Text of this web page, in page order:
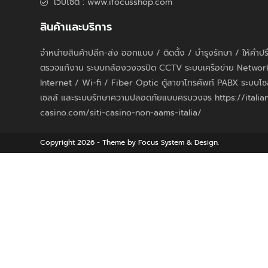
สินค้าและบริการ
จำหน่ายสินค้าปลีก-ส่ง ออกแบบ / ติดตั้ง / บำรุงรักษา / ให้คำป
ตรวจแก้งาน ระบบกล้องวงจรปิด CCTV ระบบเครือข่าย
Internet / Wi-fi / Fiber Optic ตู้สาขาโทรศัพท์ PABX ระบบโซ
เซลล์ และระบบรักษาความปลอดภัยแบบครบวงจร https://
casino.com/siti-casino-non-aams-italia/
Copyright 2026 - Theme by Focus System & Design.